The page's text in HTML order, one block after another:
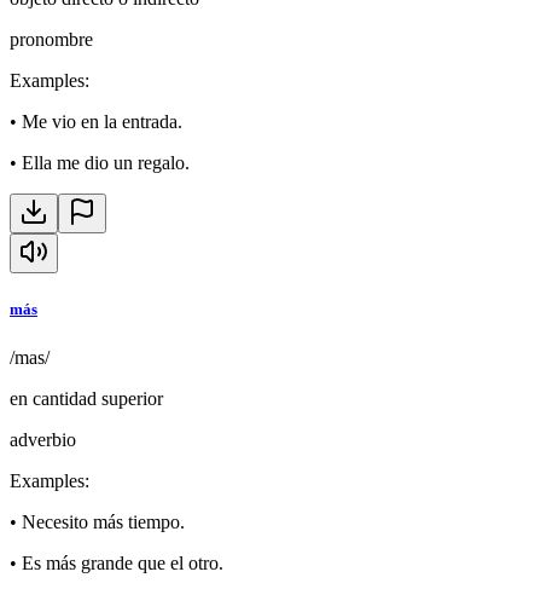
pronombre
Examples:
• Me vio en la entrada.
• Ella me dio un regalo.
más
/mas/
en cantidad superior
adverbio
Examples:
• Necesito más tiempo.
• Es más grande que el otro.